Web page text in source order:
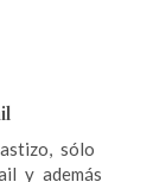
sólo
y además